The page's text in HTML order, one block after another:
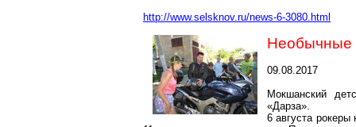
http://www.selsknov.ru/news-6-3080.html
Необычные
09.08.2017
Мокшанский
«Дарза».
6 августа